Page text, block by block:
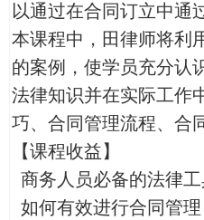
以通过在合同订立中通
本课程中，田律师将利
的案例，使学员充分认
法律知识并在实际工作
巧、合同管理流程、合
【课程收益】
商务人员必备的
如何有效进行合同管理